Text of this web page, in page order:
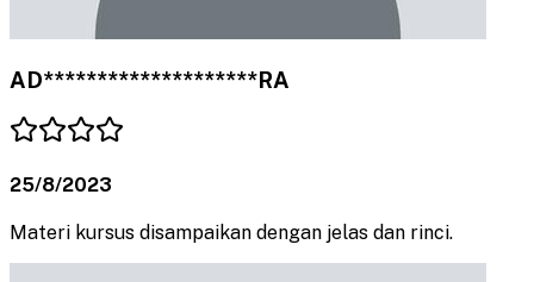
AD********************RA
25/8/2023
Materi kursus disampaikan dengan jelas dan rinci.